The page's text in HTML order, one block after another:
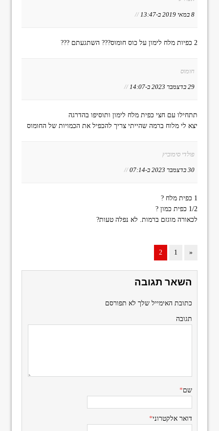
8 במאי 2019 ב-13:47 //
2 כפיות מלח לימון על כוס חומוס??? השתגעתם ???
חומוס
29 בדצמבר 2023 ב-14:07 //
תתחילו עם חצי כפית מלח לימון ותוסיפו בהדרגה
יצא לי מלוח ברמה שהייתי צריך להכפיל את הכמויות של החומוס
פולדי סימוביץ
30 בדצמבר 2023 ב-07:14 //
1 כפית מלח ?
1/2 כפית כמון ?
לכאורה מוגזם ברמות. לא נפלה טעות?
«
1
2
השאר תגובה
כתובת האימייל שלך לא תפורסם
תגובה
שם*
דואר אלקטרוני*